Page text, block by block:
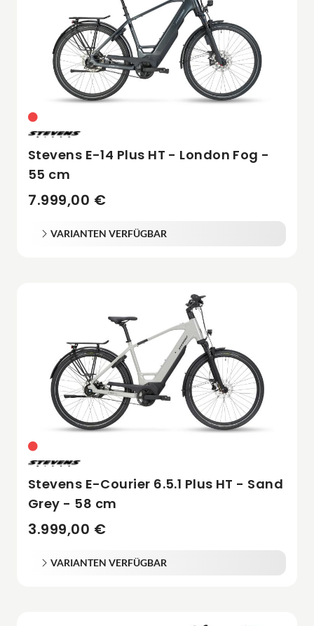
Stevens E-14 Plus HT - London Fog -
55 cm
7.999,00 €
VARIANTEN VERFÜGBAR
Stevens E-Courier 6.5.1 Plus HT - Sand
Grey - 58 cm
3.999,00 €
VARIANTEN VERFÜGBAR